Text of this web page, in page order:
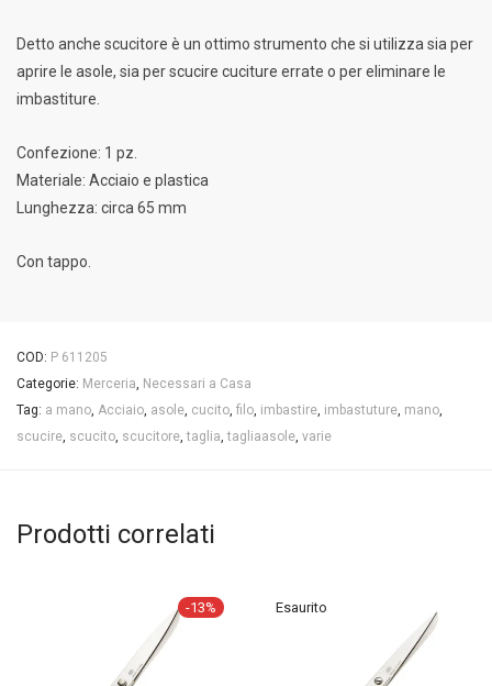
Detto anche scucitore è un ottimo strumento che si utilizza sia per
aprire le asole, sia per scucire cuciture errate o per eliminare le
imbastiture.
Confezione: 1 pz.
Materiale: Acciaio e plastica
Lunghezza: circa 65 mm
Con tappo.
COD: P 611205
Categorie: Merceria Necessari a Casa
Tag: a mano Acciaio asole cucito filo imbastire imbastuture mano
scucire scucito scucitore ,taglia ,tagliaasole varie
Prodotti correlati
-13%